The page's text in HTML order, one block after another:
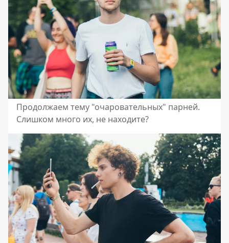
Продолжаем тему "очаровательных" парней.
Слишком много их, не находите?